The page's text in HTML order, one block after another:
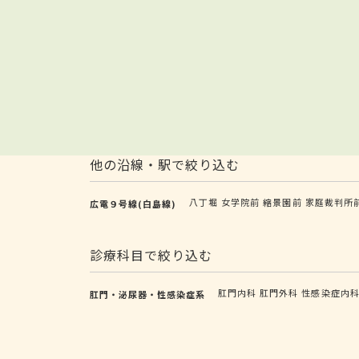
他の沿線・駅で絞り込む
広電９号線(白島線) 八丁堀 女学院前 縮景園前 家庭裁判所
診療科目で絞り込む
肛門・泌尿器・性感染症系 肛門内科 肛門外科 性感染症内科